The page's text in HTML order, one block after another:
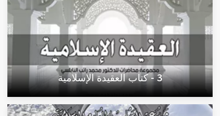
3 - كتاب العقيدة الإسلامية